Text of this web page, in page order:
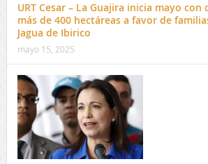
URT Cesar – La Guajira inicia mayo con
más de 400 hectáreas a favor de
Jagua de Ibirico
mayo 15, 2025